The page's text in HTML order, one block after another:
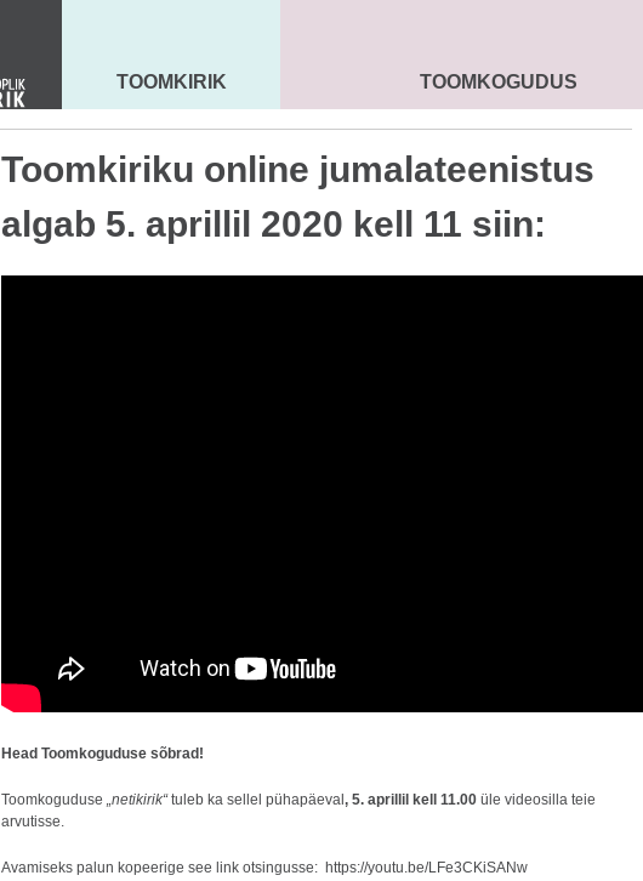
MAARJA KIRIK
TOOMKIRIK SEENIORID KOGUDUS
TOOMKOGUDUS
Toomkiriku online jumalateenistus
algab 5. aprillil 2020 kell 11 siin:
Head Toomkoguduse sõbrad!
Toomkoguduse „netikirik“tuleb ka sellel pühapäeval , 5. aprillil kell 11.00 üle videosilla teie
arvutisse.
Avamiseks palun kopeerige see link otsingusse: https://youtu.be/LFe3CKiSANw